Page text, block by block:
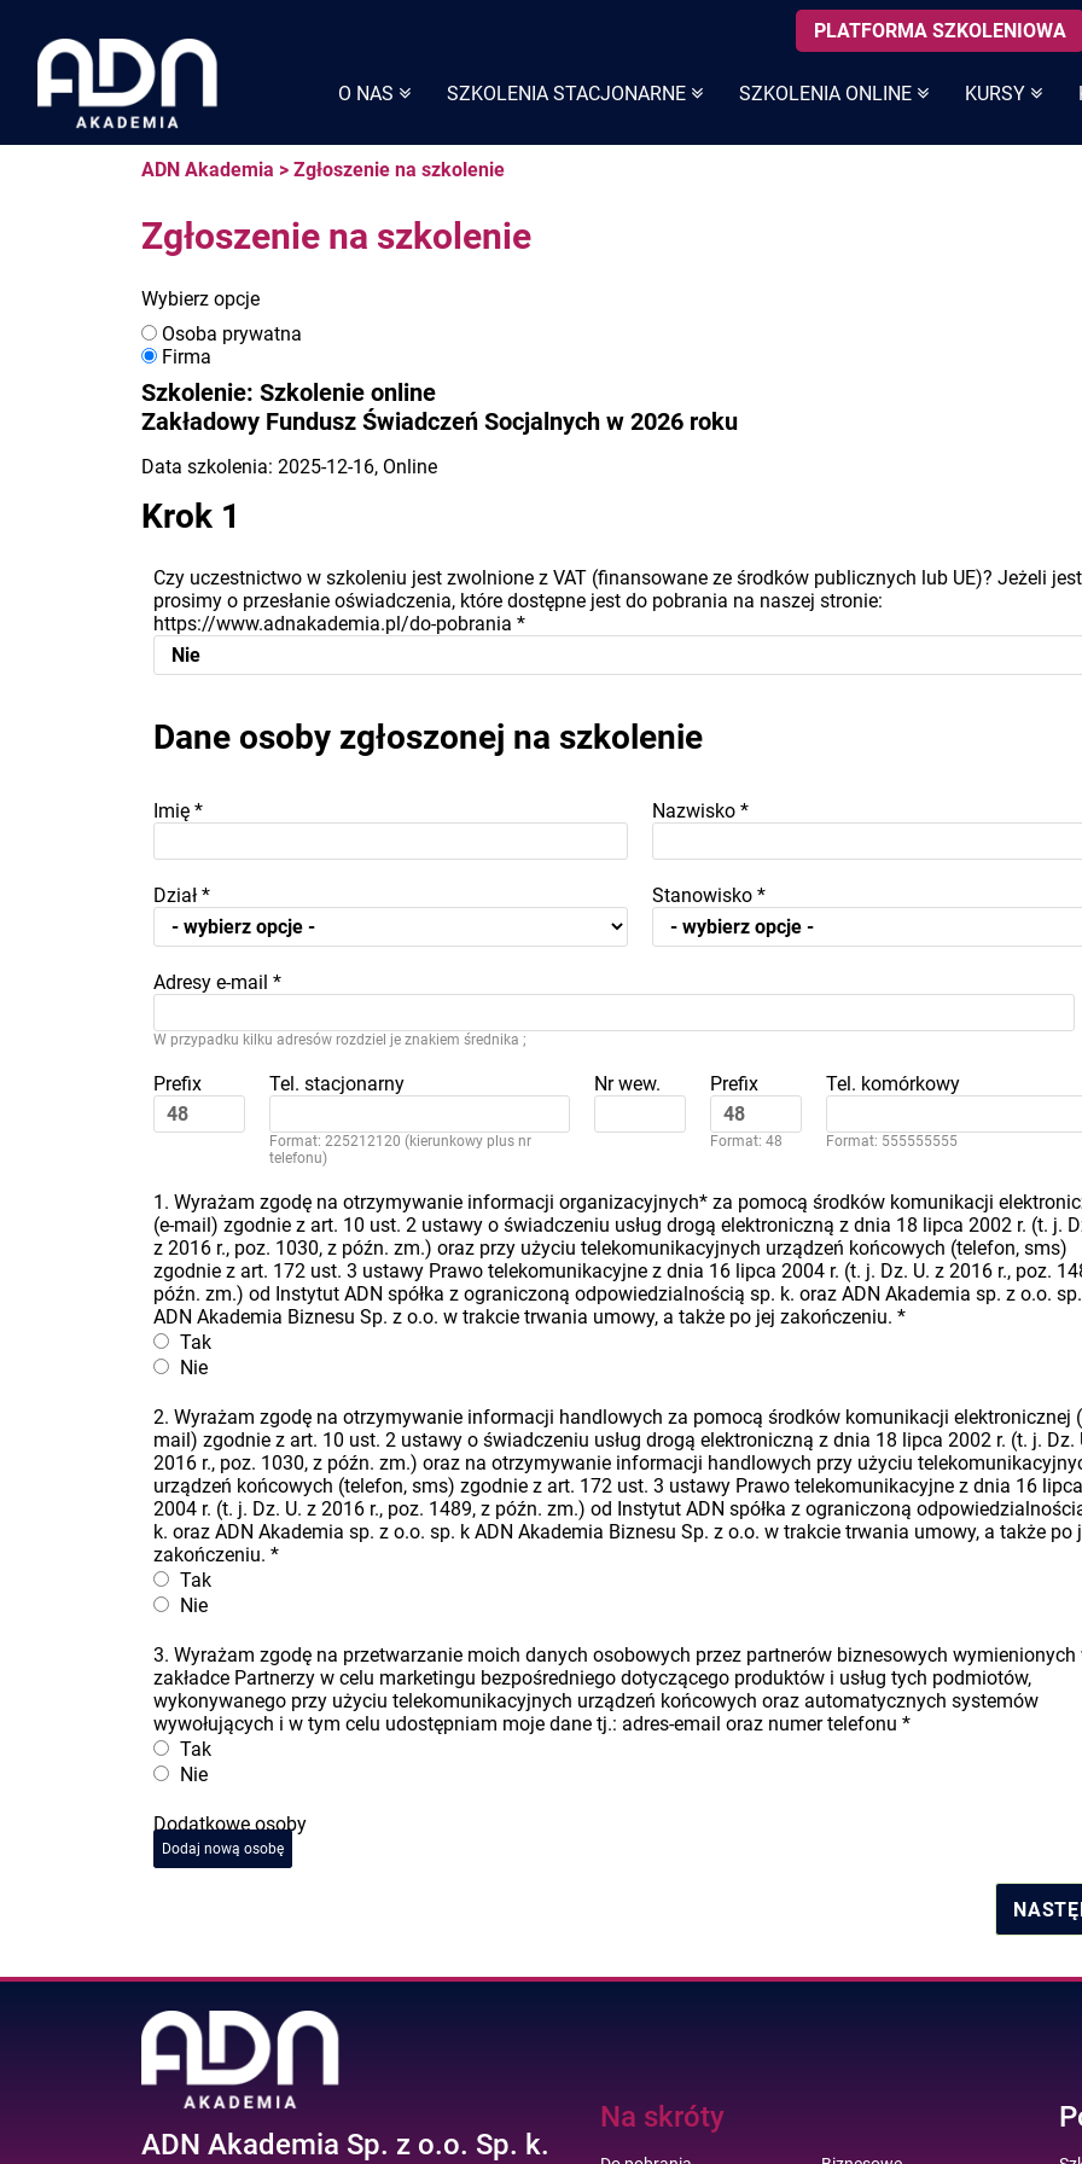
O NAS SZKOLENIA STACJONARNE SZKOLENIA ONLINE KURSY
content
PLATFORMA SZKOLENIOWA
ADN Akademia > Zgłoszenie na szkolenie
Zgłoszenie na szkolenie
Wybierz opcje
Osoba prywatna
Firma
Szkolenie: Szkolenie online
Zakładowy Fundusz Świadczeń Socjalnych w 2026 roku
Data szkolenia: 2025-12-16, Online
Krok 1
Czy uczestnictwo w szkoleniu jest zwolnione z VAT (finansowane ze środków publicznych lub UE)? Jeżeli
prosimy o przesłanie oświadczenia, które dostępne jest do pobrania na naszej stronie:
https://www.adnakademia.pl/do-pobrania *
Dane osoby zgłoszonej na szkolenie
Imię * Nazwisko *
Dział * Stanowisko *
Adresy e-mail *
W przypadku kilku adresów rozdziel je znakiem średnika ;
Prefix Tel. stacjonarny
Format: 225212120 (kierunkowy plus nr
telefonu)
Nr wew. Prefix
Format: 48
Tel. komórkowy
Format: 555555555
1. Wyrażam zgodę na otrzymywanie informacji organizacyjnych* za pomocą środków komunikacji
(e-mail) zgodnie z art. 10 ust. 2 ustawy o świadczeniu usług drogą elektroniczną z dnia 18 lipca 2002 r. (t. j.
z 2016 r., poz. 1030, z późn. zm.) oraz przy użyciu telekomunikacyjnych urządzeń końcowych (telefon, sms)
zgodnie z art. 172 ust. 3 ustawy Prawo telekomunikacyjne z dnia 16 lipca 2004 r. (t. j. Dz. U. z 2016 r., poz.
późn. zm.) od Instytut ADN spółka z ograniczoną odpowiedzialnością sp. k. oraz ADN Akademia sp. z o.o.
ADN Akademia Biznesu Sp. z o.o. w trakcie trwania umowy, a także po jej zakończeniu. *
Tak
Nie
2. Wyrażam zgodę na otrzymywanie informacji handlowych za pomocą środków komunikacji elektronicznej
mail) zgodnie z art. 10 ust. 2 ustawy o świadczeniu usług drogą elektroniczną z dnia 18 lipca 2002 r. (t. j. Dz.
2016 r., poz. 1030, z późn. zm.) oraz na otrzymywanie informacji handlowych przy użyciu
urządzeń końcowych (telefon, sms) zgodnie z art. 172 ust. 3 ustawy Prawo telekomunikacyjne z dnia 16 lipca
2004 r. (t. j. Dz. U. z 2016 r., poz. 1489, z późn. zm.) od Instytut ADN spółka z ograniczoną
k. oraz ADN Akademia sp. z o.o. sp. k ADN Akademia Biznesu Sp. z o.o. w trakcie trwania umowy, a także po
zakończeniu. *
Tak
Nie
3. Wyrażam zgodę na przetwarzanie moich danych osobowych przez partnerów biznesowych wymienionych
zakładce Partnerzy w celu marketingu bezpośredniego dotyczącego produktów i usług tych podmiotów,
wykonywanego przy użyciu telekomunikacyjnych urządzeń końcowych oraz automatycznych systemów
wywołujących i w tym celu udostępniam moje dane tj.: adres-email oraz numer telefonu *
Tak
Nie
Dodatkowe osoby
Dodaj nową osobę
ADN Akademia Sp. z o.o. Sp. k.
Na skróty